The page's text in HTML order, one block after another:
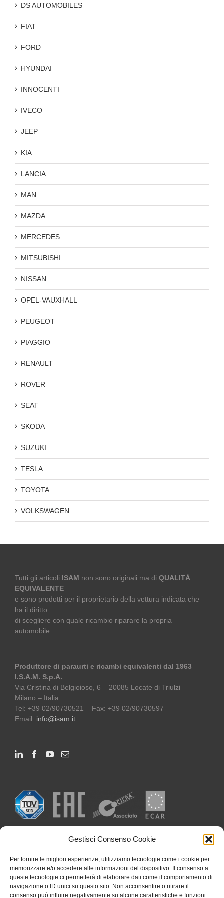
Gestisci Consenso Cookie
Per fornire le migliori esperienze, utilizziamo tecnologie come i cookie per
memorizzare e/o accedere alle informazioni del dispositivo. Il consenso a
queste tecnologie ci permetterà di elaborare dati come il comportamento di
navigazione o ID unici su questo sito. Non acconsentire o ritirare il
consenso può influire negativamente su alcune caratteristiche e funzioni.
DS AUTOMOBILES
FIAT
FORD
HYUNDAI
INNOCENTI
IVECO
JEEP
KIA
LANCIA
MAN
MAZDA
MERCEDES
MITSUBISHI
NISSAN
OPEL-VAUXHALL
PEUGEOT
PIAGGIO
RENAULT
ROVER
SEAT
SKODA
SUZUKI
TESLA
TOYOTA
VOLKSWAGEN
Tutti gli articoli ISAM non sono originali ma di QUALITÀ
EQUIVALENTE
e sono prodotti per il proprietario della vettura indicata che
ha il diritto
di scegliere con quale ricambio riparare la propria
automobile.
Produttore di paraurti e ricambi equivalenti dal 1963
I.S.A.M. S.p.A.
Via Cristina di Belgioioso, 6 – 20085 Locate di Triulzi –
Milano – Italia
Tel: +39 02/90730521 – Fax: +39 02/90730597
Email: info@isam.it